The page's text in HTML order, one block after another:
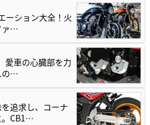
ーション大全！火
ァ…
愛車の心臓部を力
の…
追求し、コーナ
。CB1…